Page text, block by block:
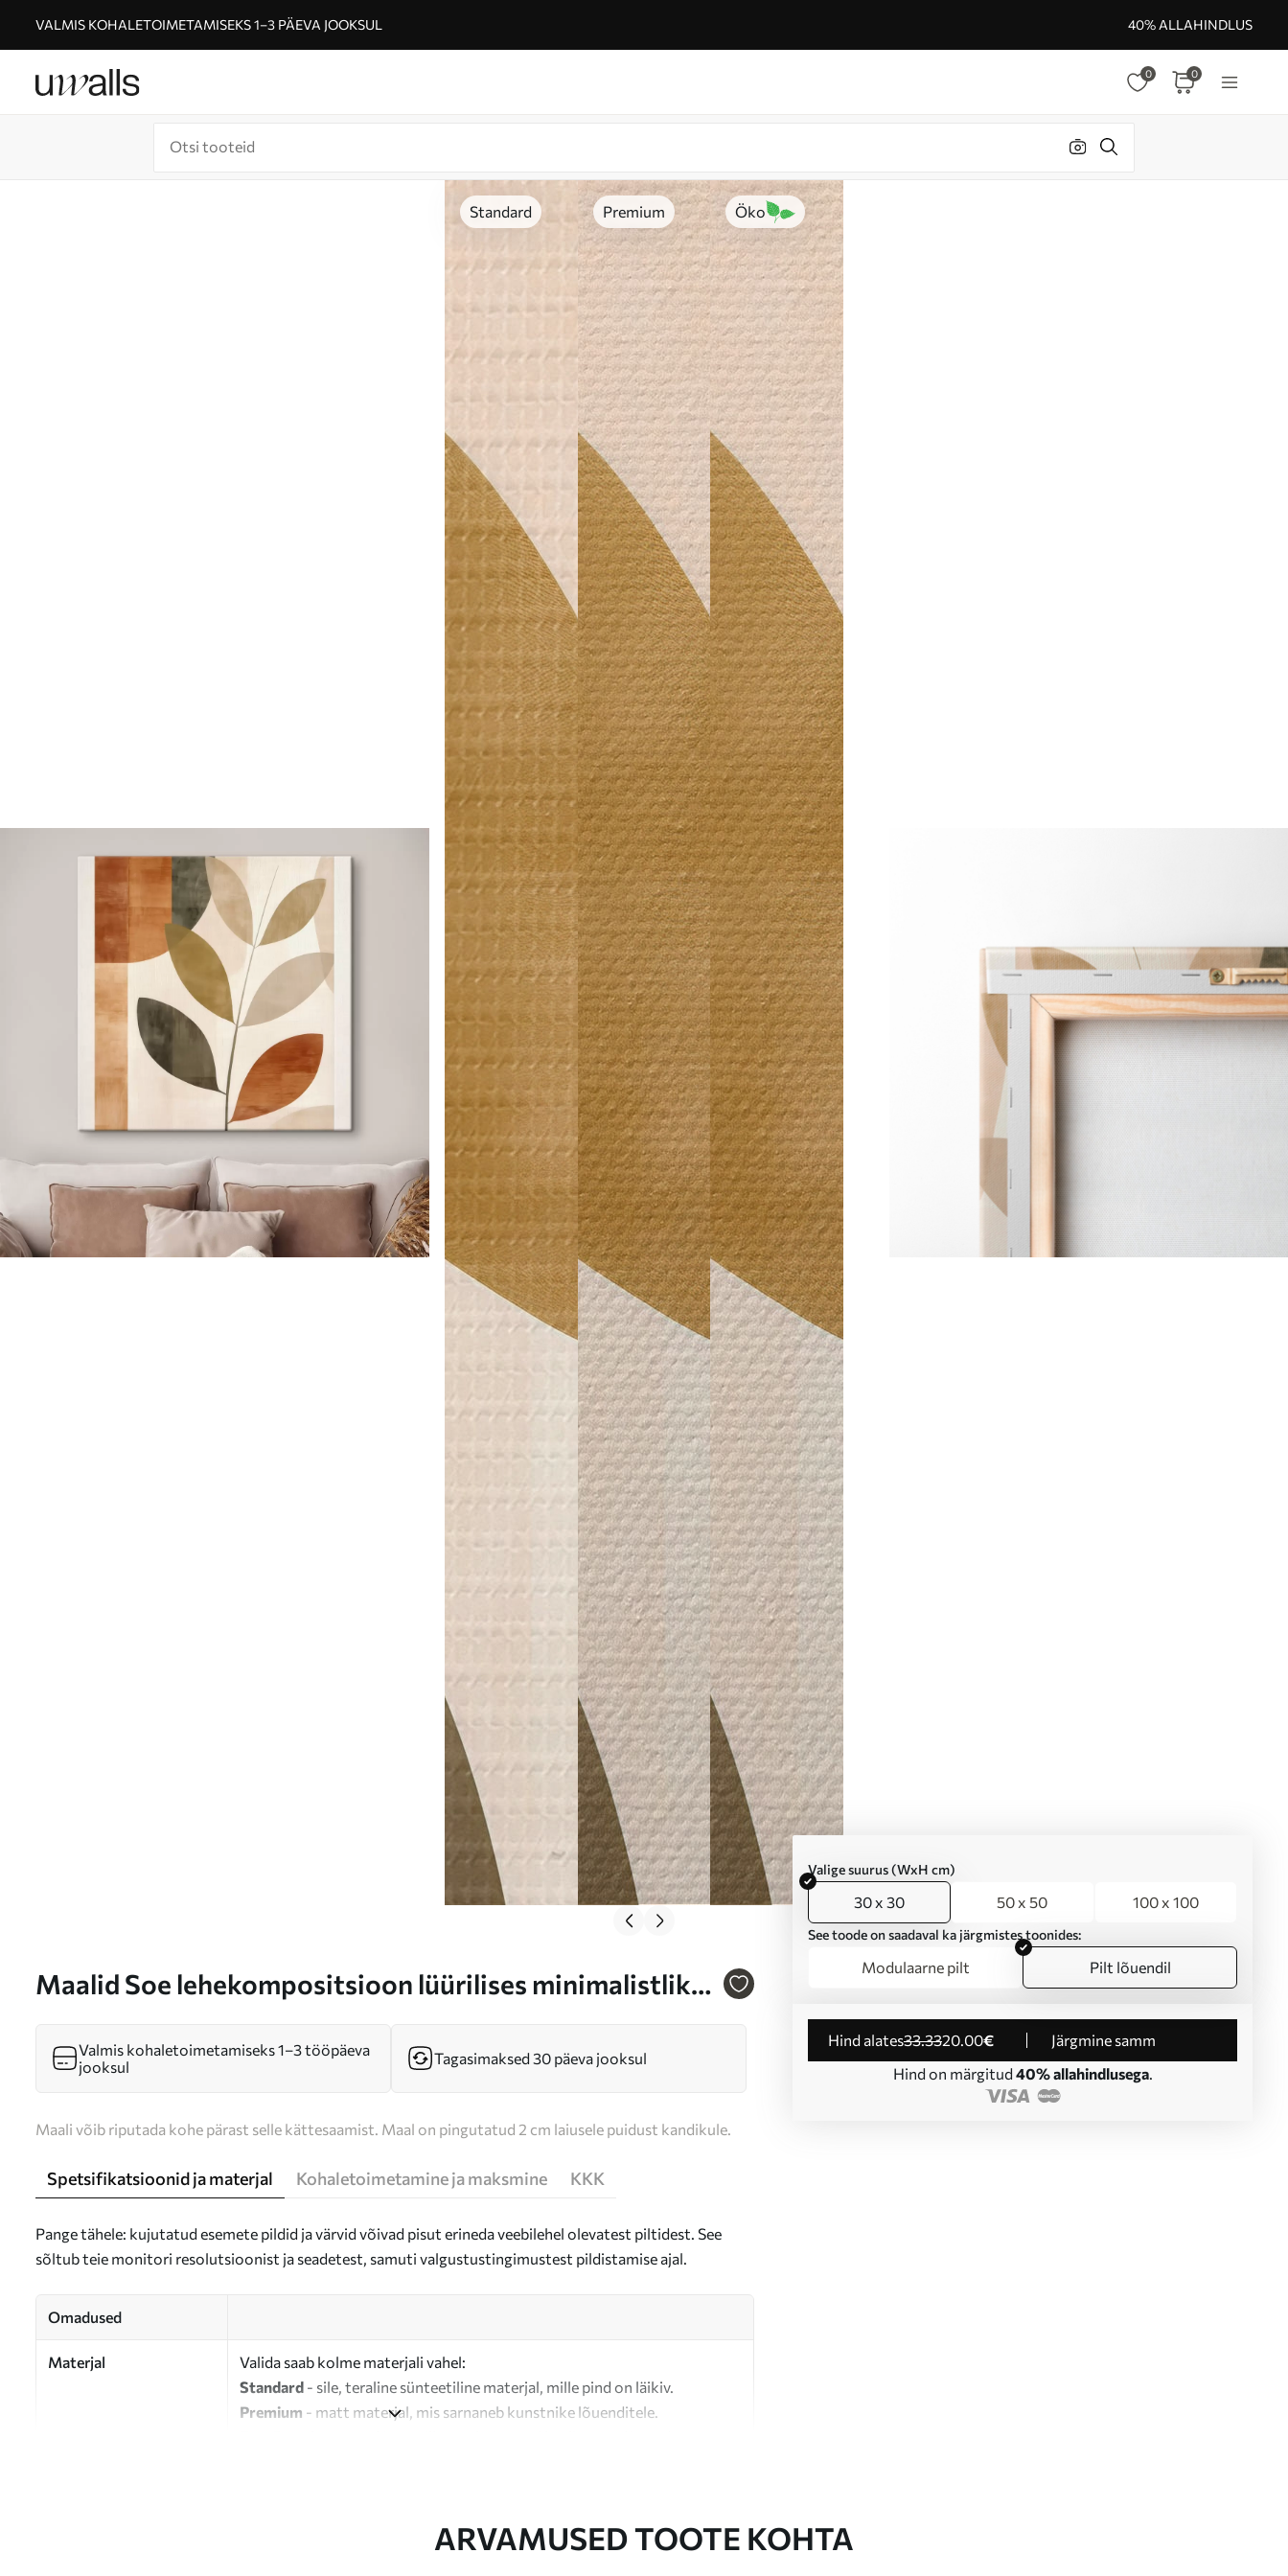
VALMIS KOHALETOIMETAMISEKS 1–3 PÄEVA JOOKSUL 40% ALLAHINDLUS
0 0
Standard Premium Öko
Maalid Soe lehekompositsioon lüürilises minimalistlikus
Valige suurus (WxH cm)
30 x 30 50 x 50 100 x 100
See toode on saadaval ka järgmistes toonides:
Modulaarne pilt Pilt lõuendil
Hind alates33.3320.00€
Järgmine samm
Hind on märgitud 40% allahindlusega.
Valmis kohaletoimetamiseks 1–3 tööpäeva
jooksul
Tagasimaksed 30 päeva jooksul
Maali võib riputada kohe pärast selle kättesaamist. Maal on pingutatud 2 cm laiusele puidust kandikule.
Spetsifikatsioonid ja materjal Kohaletoimetamine ja maksmine KKK
Pange tähele: kujutatud esemete pildid ja värvid võivad pisut erineda veebilehel olevatest piltidest. See
sõltub teie monitori resolutsioonist ja seadetest, samuti valgustustingimustest pildistamise ajal.
Omadused
Materjal
Valida saab kolme materjali vahel:
Standard - sile, teraline sünteetiline materjal, mille pind on läikiv.
Premium - matt materjal, mis sarnaneb kunstnike lõuenditele.
ARVAMUSED TOOTE KOHTA